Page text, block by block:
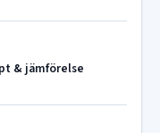
& jämförelse